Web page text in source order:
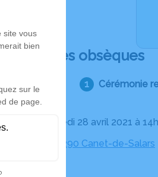
Déroulé des obsèques
Cérémonie
Le mercredi 28 avril 2021 à
Église, 12290 Canet-de-Salars